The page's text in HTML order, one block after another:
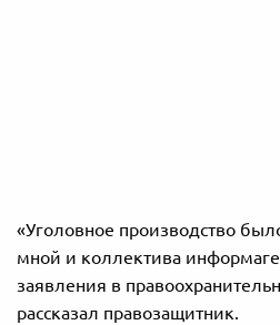
«Уголовное производство
мной и коллектива
заявления в
рассказал правозащитник.